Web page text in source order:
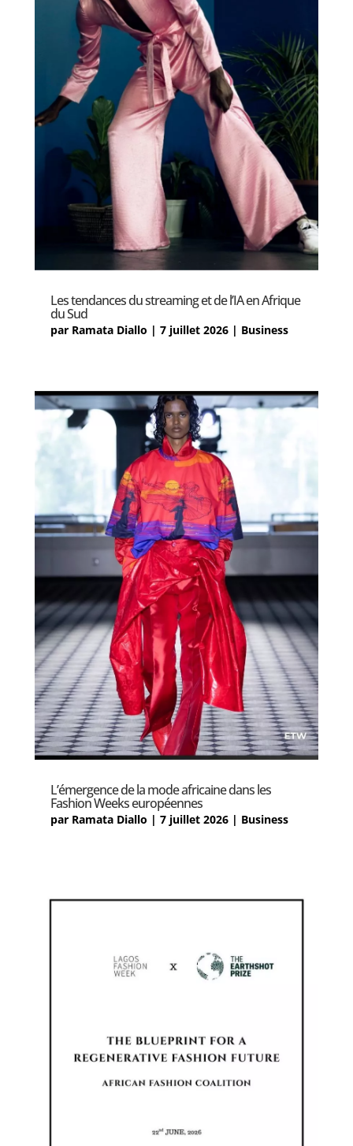
Les tendances du streaming et de l’IA en Afrique
du Sud
par Ramata Diallo | 7 juillet 2026| Business
L’émergence de la mode africaine dans les
Fashion Weeks européennes
par Ramata Diallo | 7 juillet 2026| Business